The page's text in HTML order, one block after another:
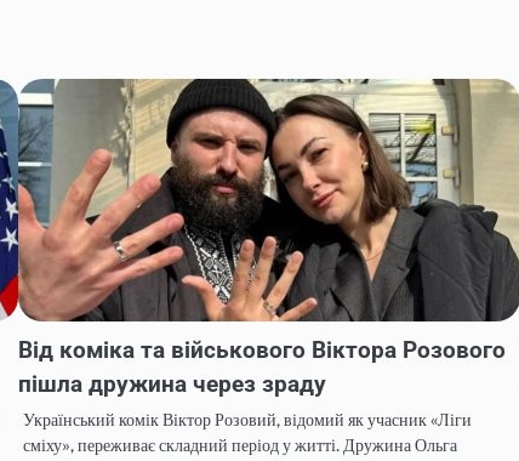
Від коміка та військового Віктора Розового
пішла дружина через зраду
Український комік Віктор Розовий, відомий як учасник «Ліги
сміху», переживає складний період у житті. Дружина Ольга